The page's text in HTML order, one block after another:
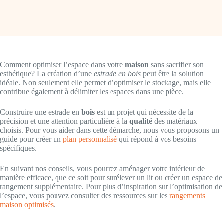
Comment optimiser l’espace dans votre maison sans sacrifier son
esthétique? La création d’une estrade en bois peut être la solution
idéale. Non seulement elle permet d’optimiser le stockage, mais elle
contribue également à délimiter les espaces dans une pièce.
Construire une estrade en bois est un projet qui nécessite de la
précision et une attention particulière à la qualité des matériaux
choisis. Pour vous aider dans cette démarche, nous vous proposons un
guide pour créer un plan personnalisé qui répond à vos besoins
spécifiques.
En suivant nos conseils, vous pourrez aménager votre intérieur de
manière efficace, que ce soit pour surélever un lit ou créer un espace de
rangement supplémentaire. Pour plus d’inspiration sur l’optimisation de
l’espace, vous pouvez consulter des ressources sur les rangements
maison optimisés.